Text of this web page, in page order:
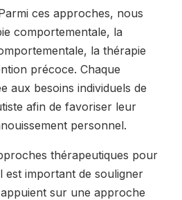
ces approches, nous
comportementale, la
la thérapie
précoce. Chaque
aux besoins individuels de
afin de favoriser leur
personnel.
thérapeutiques pour
est important de souligner
sur une approche